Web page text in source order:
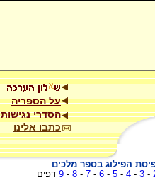
על הספריה
הסדרי נגישות
כתבו אלינו
הפילוג בספר מלכים
-
3
-
4
-
5
-
6
-
7
-
8
-
9 דפים